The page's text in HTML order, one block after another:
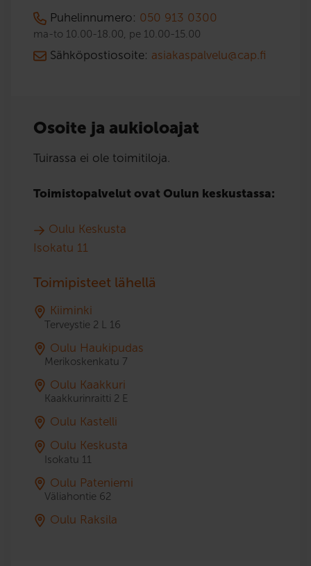
Puhelinnumero: 050 913 0300
ma-to 10.00-18.00, pe 10.00-15.00
Sähköpostiosoite: asiakaspalvelu@cap.fi
Osoite ja aukioloajat
Tuirassa ei ole toimitiloja.
Toimistopalvelut ovat Oulun keskustassa:
Oulu Keskusta
Isokatu 11
Toimipisteet lähellä
Kiiminki
Terveystie 2 L 16
Oulu Haukipudas
Merikoskenkatu 7
Oulu Kaakkuri
Kaakkurinraitti 2 E
Oulu Kastelli
Oulu Keskusta
Isokatu 11
Oulu Pateniemi
Väliahontie 62
Oulu Raksila